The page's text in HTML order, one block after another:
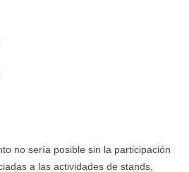
no sería posible sin la participación
a las actividades de stands,